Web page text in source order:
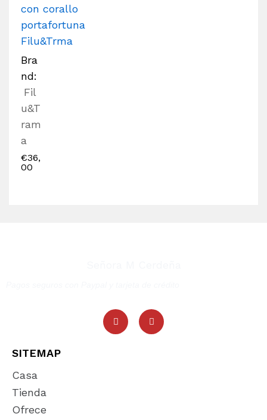
con corallo
portafortuna
Filu&Trma
Bra
nd:
Fil
u&T
ram
a
€36,
00
SITEMAP
Casa
Tienda
Ofrece